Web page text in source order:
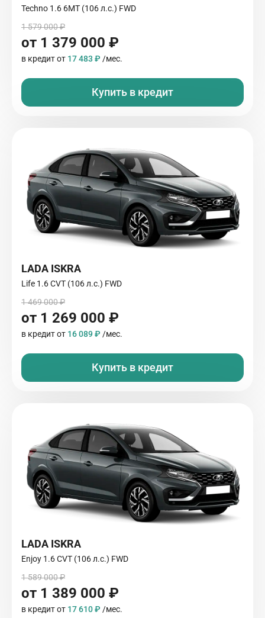
Techno 1.6 6MT (106 л.с.) FWD
1 579 000 ₽
от 1 379 000 ₽
в кредит от 17 483 ₽ /мес.
Купить в кредит
LADA ISKRA
Life 1.6 CVT (106 л.с.) FWD
1 469 000 ₽
от 1 269 000 ₽
в кредит от 16 089 ₽ /мес.
Купить в кредит
LADA ISKRA
Enjoy 1.6 CVT (106 л.с.) FWD
1 589 000 ₽
от 1 389 000 ₽
в кредит от 17 610 ₽ /мес.